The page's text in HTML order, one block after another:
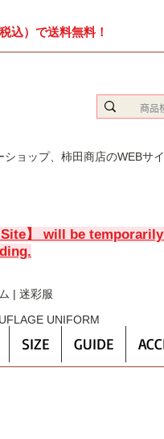
込）で送料無料！
ョップ、柿田商店のWEBサイ
】 will be
| 迷彩服
UNIFORM
SIZE GUIDE